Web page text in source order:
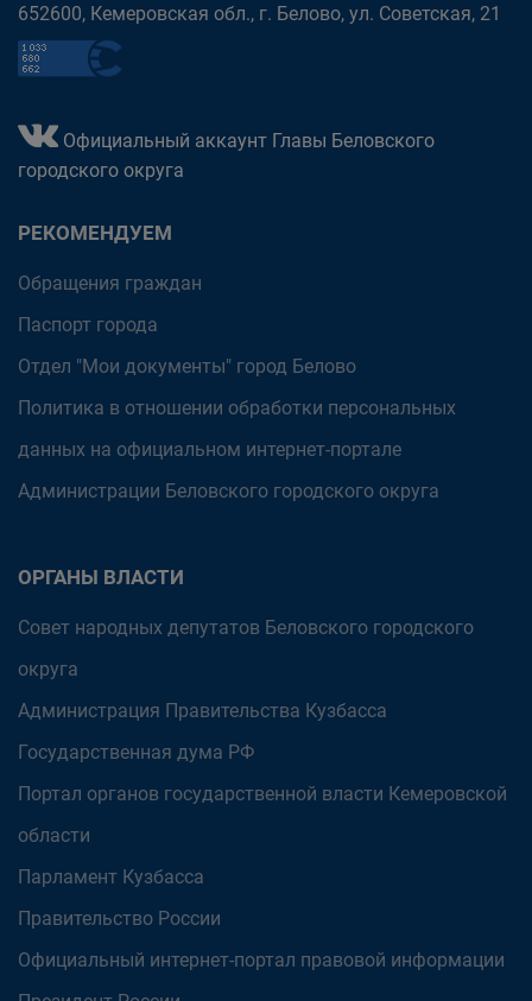
652600, Кемеровская обл., г. Белово, ул. Советская, 21
Официальный аккаунт Главы Беловского
городского округа
РЕКОМЕНДУЕМ
Обращения граждан
Паспорт города
Отдел "Мои документы" город Белово
Политика в отношении обработки персональных
данных на официальном интернет-портале
Администрации Беловского городского округа
ОРГАНЫ ВЛАСТИ
Совет народных депутатов Беловского городского
округа
Администрация Правительства Кузбасса
Государственная дума РФ
Портал органов государственной власти Кемеровской
области
Парламент Кузбасса
Правительство России
Официальный интернет-портал правовой информации